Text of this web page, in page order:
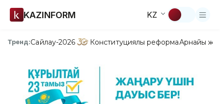
KAZINFORM KZ
Тренд:Сайлау-2026 Конституциялық реформаАрнайы